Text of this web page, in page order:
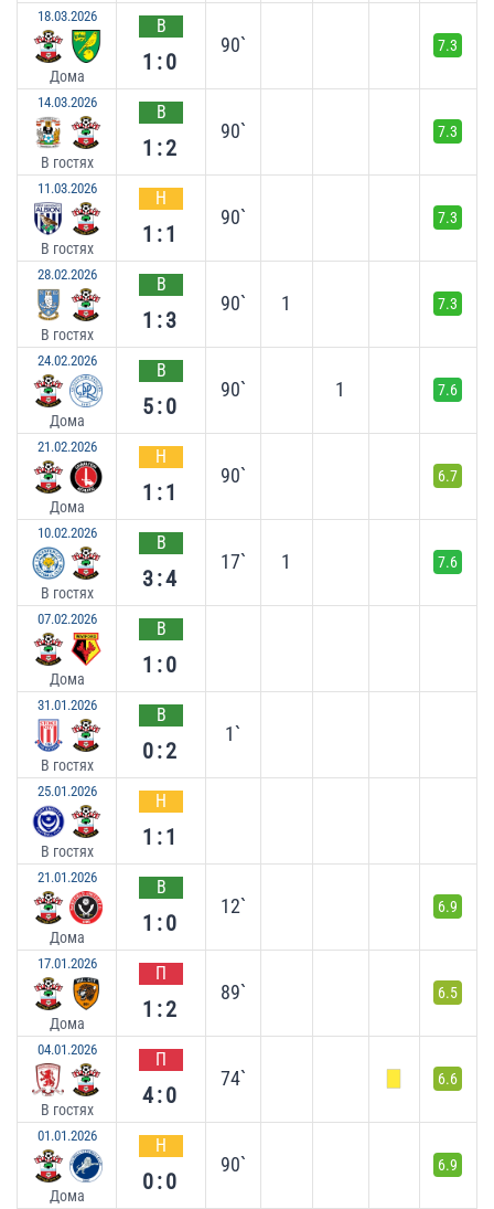
18.03.2026
Дома
В
1:0
90` 7.3
14.03.2026
В гостях
В
1:2
90` 7.3
11.03.2026
В гостях
Н
1:1
90` 7.3
28.02.2026
В гостях
В
1:3
90` 1 7.3
24.02.2026
Дома
В
5:0
90` 1 7.6
21.02.2026
Дома
Н
1:1
90` 6.7
10.02.2026
В гостях
В
3:4
17` 1 7.6
07.02.2026
Дома
В
1:0
31.01.2026
В гостях
В
0:2
1`
25.01.2026
В гостях
Н
1:1
21.01.2026
Дома
В
1:0
12` 6.9
17.01.2026
Дома
П
1:2
89` 6.5
04.01.2026
В гостях
П
4:0
74` 6.6
01.01.2026
Дома
Н
0:0
90` 6.9